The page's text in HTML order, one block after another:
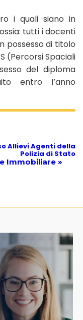
i quali siano in
tutti i docenti
possesso di titolo
(Percorsi Spaciali
del diploma
entro l’anno
Allievi Agenti della
Polizia di Stato
Immobiliare »